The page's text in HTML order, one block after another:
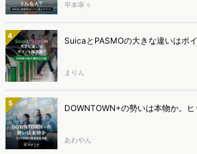
平本寧々
4 SuicaとPASMOの大きな違いはポ
まりん
5 DOWNTOWN+の勢いは本物か。
あわやん